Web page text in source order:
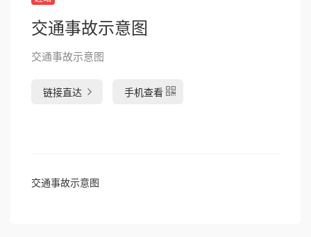
交通事故示意图
交通事故示意图
链接直达 手机查看
交通事故示意图